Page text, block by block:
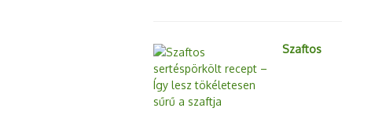
Szaftos